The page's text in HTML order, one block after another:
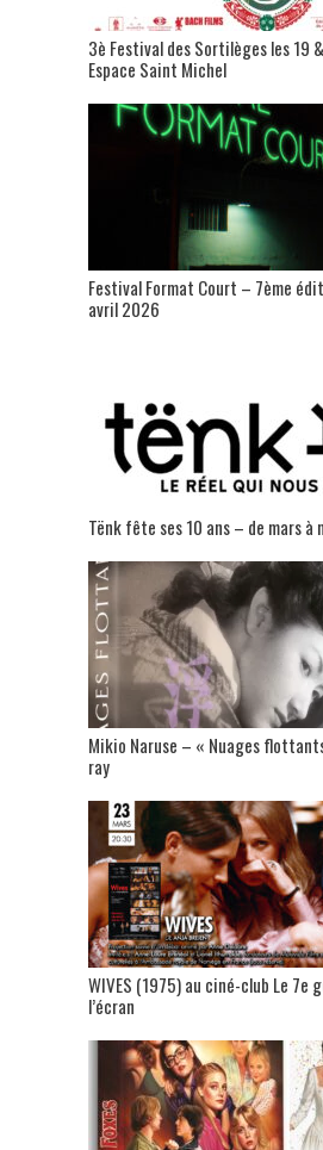
3è Festival des Sortilèges les 19
Espace Saint Michel
Festival Format Court – 7ème
avril 2026
Tënk fête ses 10 ans – de mars à
Mikio Naruse – « Nuages
ray
WIVES (1975) au ciné-club Le 7e
l’écran